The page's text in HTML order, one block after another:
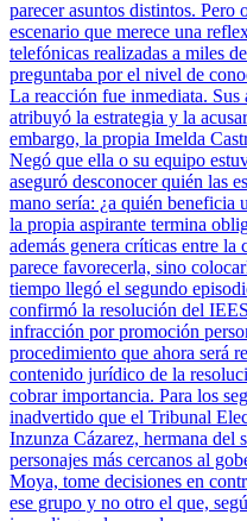
parecer asuntos distintos. Pero
escenario que merece una
telefónicas realizadas a miles
preguntaba por el nivel de
La reacción fue inmediata.
atribuyó la estrategia y la
embargo, la propia Imelda
Negó que ella o su equipo
aseguró desconocer quién las
mano sería: ¿a quién beneficia
la propia aspirante termina
además genera críticas entre
parece favorecerla, sino
tiempo llegó el segundo
confirmó la resolución del
infracción por promoción
procedimiento que ahora será
contenido jurídico de la
cobrar importancia. Para los
inadvertido que el Tribunal
Inzunza Cázarez, hermana del
personajes más cercanos al
Moya, tome decisiones en
ese grupo y no otro el que,